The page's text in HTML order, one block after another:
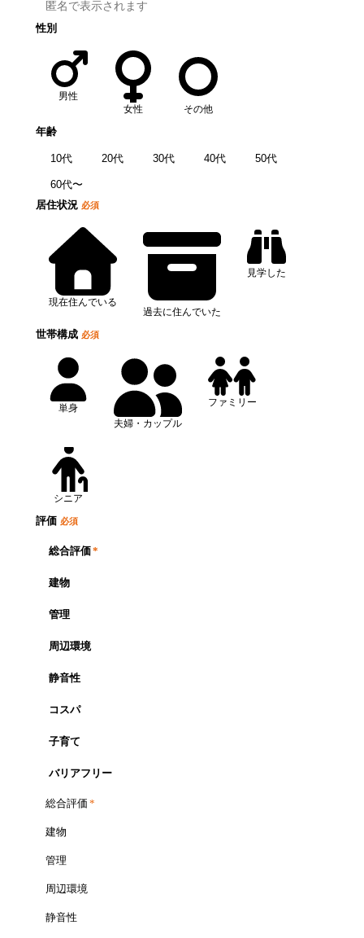
性別
男性
女性
その他
年齢
10代 20代 30代 40代 50代
60代〜
居住状況 必須
現在住んでいる
過去に住んでいた
見学した
世帯構成 必須
単身
夫婦・カップル
ファミリー
シニア
評価 必須
総合評価*
建物
管理
周辺環境
静音性
コスパ
子育て
バリアフリー
総合評価 *
建物
管理
周辺環境
静音性